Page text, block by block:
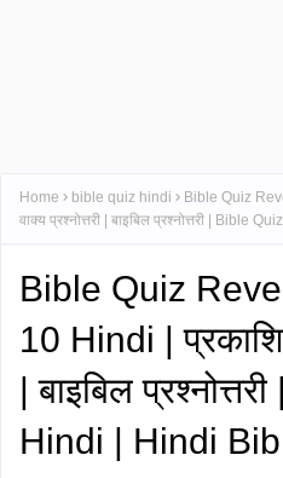
Home bible quiz hindi
Bible Quiz
वाक्य प्रश्नोत्तरी | बाइबिल प्रश्नोत्तरी | Bible
Bible Quiz
10 Hindi |
| बाइबिल
Hindi | Hindi